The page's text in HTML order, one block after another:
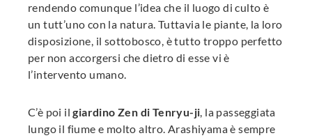
rendendo comunque l’idea che il luogo di culto è
un tutt’uno con la natura. Tuttavia le piante, la loro
disposizione, il sottobosco, è tutto troppo perfetto
per non accorgersi che dietro di esse vi è
l’intervento umano.
C’è poi ilgiardino Zen di Tenryu-ji, la passeggiata
lungo il fiume e molto altro. Arashiyama è sempre